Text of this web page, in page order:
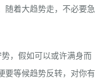
随着大趋势走，不必要急
，假如可以或许满身而
要等候趋势反转，对你有